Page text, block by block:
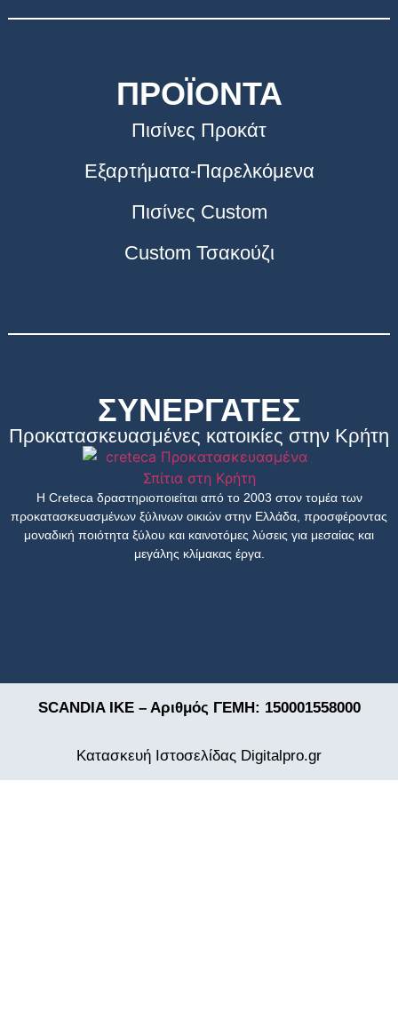
ΠΡΟΪΟΝΤΑ
Πισίνες Προκάτ
Εξαρτήματα-Παρελκόμενα
Πισίνες Custom
Custom Τσακούζι
ΣΥΝΕΡΓΑΤΕΣ
Προκατασκευασμένες κατοικίες στην Κρήτη
Η Creteca δραστηριοποιείται από το 2003 στον τομέα των
προκατασκευασμένων ξύλινων οικιών στην Ελλάδα, προσφέροντας
μοναδική ποιότητα ξύλου και καινοτόμες λύσεις για μεσαίας και
μεγάλης κλίμακας έργα.
SCANDIA ΙΚΕ – Αριθμός ΓΕΜΗ: 150001558000
Κατασκευή Ιστοσελίδας Digitalpro.gr